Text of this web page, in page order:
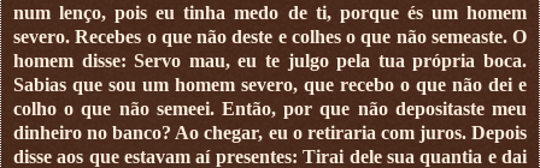
num lenço, pois eu tinha medo de ti, porque és um homem
severo. Recebes o que não deste e colhes o que não semeaste. O
homem disse: Servo mau, eu te julgo pela tua própria boca.
Sabias que sou um homem severo, que recebo o que não dei e
colho o que não semeei. Então, por que não depositaste meu
dinheiro no banco? Ao chegar, eu o retiraria com juros. Depois
disse aos que estavam aí presentes: Tirai dele sua quantia e dai